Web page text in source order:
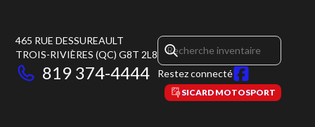
465 RUE DESSUREAULT
TROIS-RIVIÈRES (QC) G8T 2L8
819 374-4444 Restez connecté
SICARD MOTOSPORT